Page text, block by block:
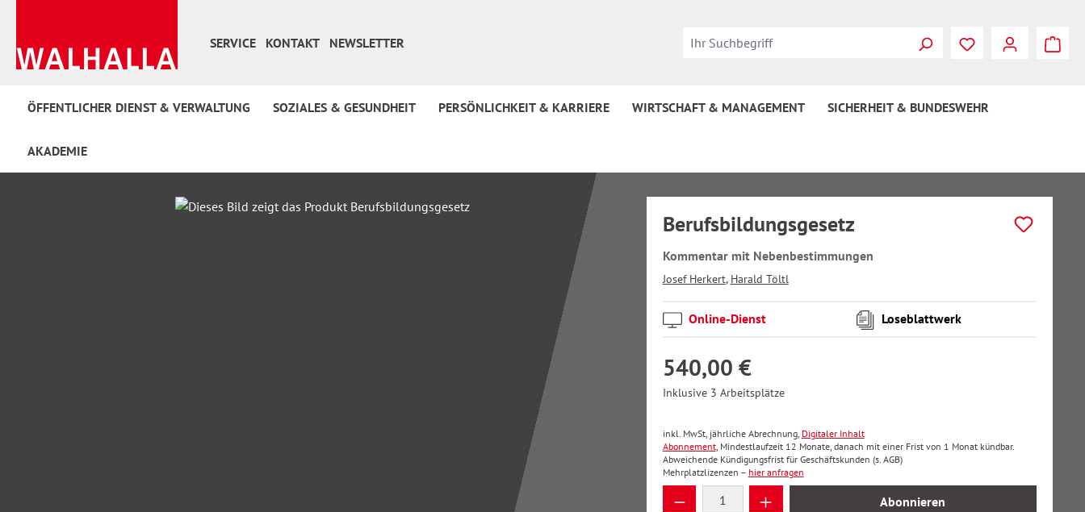
SERVICE
KONTAKT NEWSLETTER
ÖFFENTLICHER DIENST & VERWALTUNG SOZIALES & GESUNDHEIT PERSÖNLICHKEIT & KARRIERE WIRTSCHAFT & MANAGEMENT SICHERHEIT & BUNDESWEHR
AKADEMIE
Bildergalerie überspringen
Berufsbildungsgesetz
Kommentar mit Nebenbestimmungen
Josef Herkert, Harald Töltl
Online-Dienst Loseblattwerk
540,00 €
Inklusive 3 Arbeitsplätze
inkl. MwSt, jährliche Abrechnung, Digitaler Inhalt
Abonnement, Mindestlaufzeit 12 Monate, danach mit einer Frist von 1 Monat kündbar.
Abweichende Kündigungsfrist für Geschäftskunden (s. AGB)
Mehrplatzlizenzen – hier anfragen
Produkt Anzahl: Gib den gewünschten Wert ein
Abonnieren